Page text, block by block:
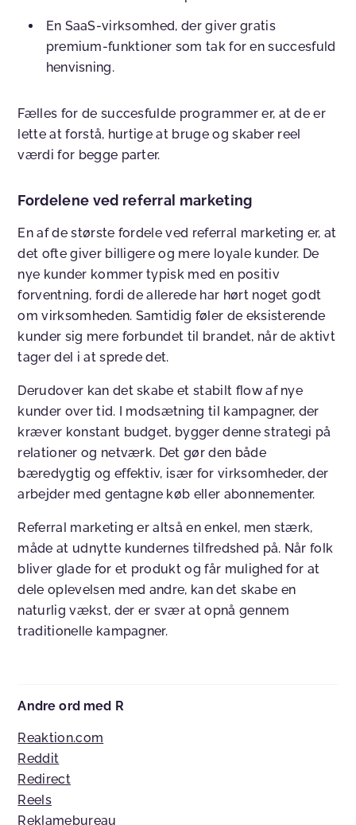
En SaaS-virksomhed, der giver gratis
premium-funktioner som tak for en succesfuld
henvisning.
Fælles for de succesfulde programmer er, at de er
lette at forstå, hurtige at bruge og skaber reel
værdi for begge parter.
Fordelene ved referral marketing
En af de største fordele ved referral marketing er, at
det ofte giver billigere og mere loyale kunder. De
nye kunder kommer typisk med en positiv
forventning, fordi de allerede har hørt noget godt
om virksomheden. Samtidig føler de eksisterende
kunder sig mere forbundet til brandet, når de aktivt
tager del i at sprede det.
Derudover kan det skabe et stabilt flow af nye
kunder over tid. I modsætning til kampagner, der
kræver konstant budget, bygger denne strategi på
relationer og netværk. Det gør den både
bæredygtig og effektiv, især for virksomheder, der
arbejder med gentagne køb eller abonnementer.
Referral marketing er altså en enkel, men stærk,
måde at udnytte kundernes tilfredshed på. Når folk
bliver glade for et produkt og får mulighed for at
dele oplevelsen med andre, kan det skabe en
naturlig vækst, der er svær at opnå gennem
traditionelle kampagner.
Andre ord med R
Reaktion.com
Reddit
Redirect
Reels
Reklamebureau